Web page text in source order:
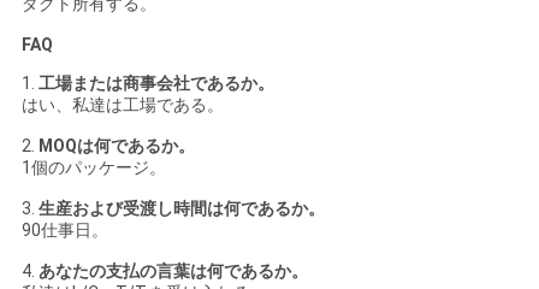
ダクト所有する。
FAQ
1. 工場または商事会社であるか。
はい、私達は工場である。
2. MOQは何であるか。
1個のパッケージ。
3. 生産および受渡し時間は何であるか。
90仕事日。
4. あなたの支払の言葉は何であるか。